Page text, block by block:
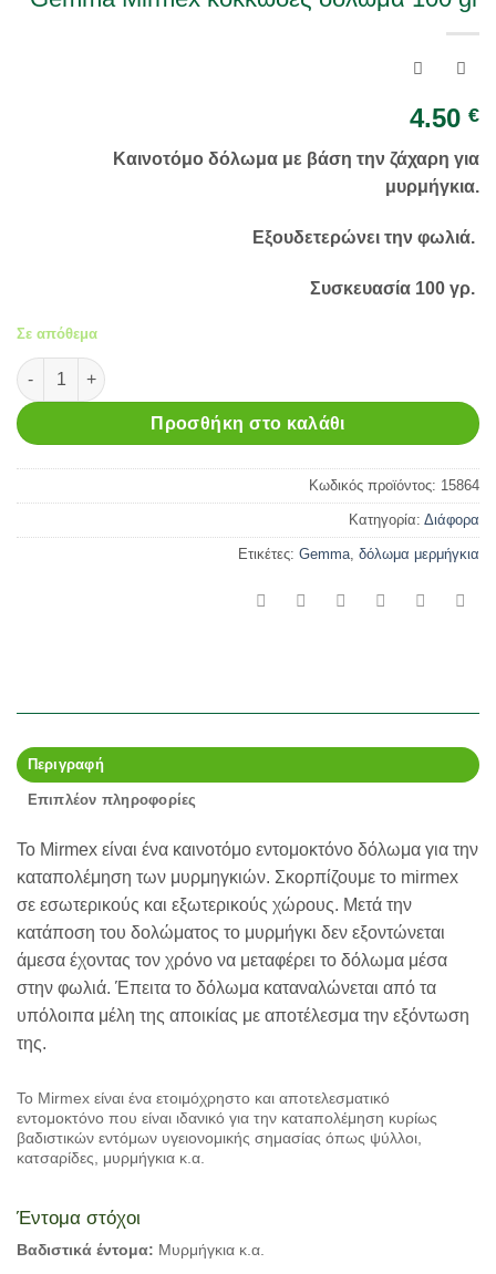
4.50 €
Καινοτόμο δόλωμα με βάση την ζάχαρη για
μυρμήγκια.
Εξουδετερώνει την φωλιά.
Συσκευασία 100 γρ.
Σε απόθεμα
Gemma Mirmex κοκκώδες δόλωμα 100 gr ποσότητα
Προσθήκη στο καλάθι
Κωδικός προϊόντος: 15864
Κατηγορία: Διάφορα
Ετικέτες: Gemma δόλωμα μερμήγκια
Περιγραφή
Επιπλέον πληροφορίες
Το Mirmex είναι ένα καινοτόμο εντομοκτόνο δόλωμα για την
καταπολέμηση των μυρμηγκιών. Σκορπίζουμε το mirmex
σε εσωτερικούς και εξωτερικούς χώρους. Μετά την
κατάποση του δολώματος το μυρμήγκι δεν εξοντώνεται
άμεσα έχοντας τον χρόνο να μεταφέρει το δόλωμα μέσα
στην φωλιά. Έπειτα το δόλωμα καταναλώνεται από τα
υπόλοιπα μέλη της αποικίας με αποτέλεσμα την εξόντωση
της.
Το Mirmex είναι ένα ετοιμόχρηστο και αποτελεσματικό
εντομοκτόνο που είναι ιδανικό για την καταπολέμηση κυρίως
βαδιστικών εντόμων υγειονομικής σημασίας όπως ψύλλοι,
κατσαρίδες, μυρμήγκια κ.α.
Έντομα στόχοι
Βαδιστικά έντομα: Μυρμήγκια κ.α.